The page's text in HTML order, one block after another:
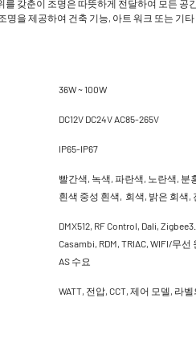
를 갖춘이 조명은 따뜻하게 전달하여 모든
명을 제공하여 건축 기능, 아트 워크 또는 기
36W ~ 100W
DC12V DC24V AC85-265V
IP65-IP67
빨간색, 녹색, 파란색, 노란색, 분
흰색 중성 흰색, 회색, 밝은 회색,
DMX512, RF Control, Dali,
Casambi, RDM, TRIAC, WIFI/무
AS 수요
WATT, 전압, CCT, 제어 모델, 라